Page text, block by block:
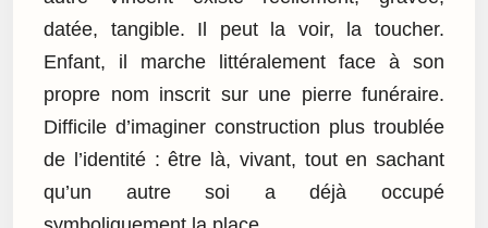
datée, tangible. Il peut la voir, la toucher.
Enfant, il marche littéralement face à son
propre nom inscrit sur une pierre funéraire.
Difficile d’imaginer construction plus troublée
de l’identité : être là, vivant, tout en sachant
qu’un autre soi a déjà occupé